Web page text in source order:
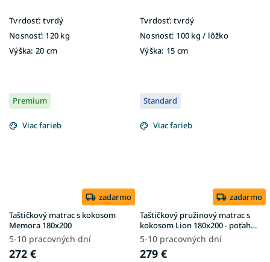
Tvrdosť: tvrdý
Nosnosť: 120 kg
Výška: 20 cm
Tvrdosť: tvrdý
Nosnosť: 100 kg / lôžko
Výška: 15 cm
Premium
Viac farieb
zadarmo
Taštičkový matrac s kokosom
Memora 180x200
5-10 pracovných dní
272 €
Standard
Viac farieb
zadarmo
Taštičkový pružinový matrac s
kokosom Lion 180x200 - poťah
Gold
5-10 pracovných dní
279 €